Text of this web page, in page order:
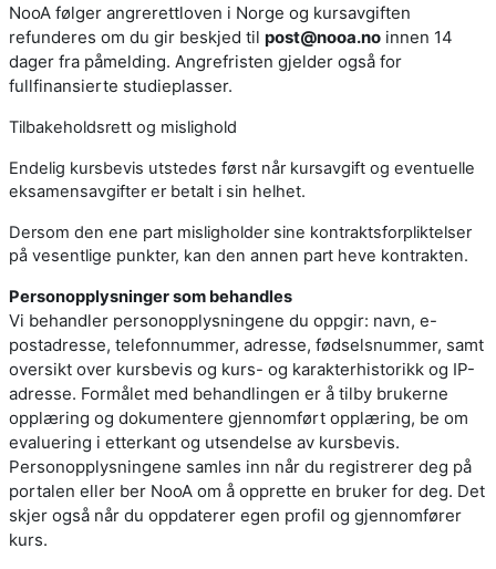
NooA følger angrerettloven i Norge og kursavgiften
refunderes om du gir beskjed til post@nooa.no innen 14
dager fra påmelding. Angrefristen gjelder også for
fullfinansierte studieplasser.
Tilbakeholdsrett og mislighold
Endelig kursbevis utstedes først når kursavgift og eventuelle
eksamensavgifter er betalt i sin helhet.
Dersom den ene part misligholder sine kontraktsforpliktelser
på vesentlige punkter, kan den annen part heve kontrakten.
Personopplysninger som behandles
Vi behandler personopplysningene du oppgir: navn, e-
postadresse, telefonnummer, adresse, fødselsnummer, samt
oversikt over kursbevis og kurs- og karakterhistorikk og IP-
adresse. Formålet med behandlingen er å tilby brukerne
opplæring og dokumentere gjennomført opplæring, be om
evaluering i etterkant og utsendelse av kursbevis.
Personopplysningene samles inn når du registrerer deg på
portalen eller ber NooA om å opprette en bruker for deg. Det
skjer også når du oppdaterer egen profil og gjennomfører
kurs.